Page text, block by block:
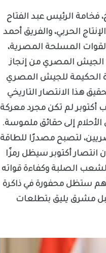
الرئيس عبد الفتاح
الحربي، والفريق أحمد
المسلحة المصرية،
حققه الجيش المصري من إنجاز
الحكيمة للجيش المصري
هذا الانتصار التاريخي
أكتوبر لم تكن مجرد معركة
إلى حقائق ملموسة.
لتصبح مصدرًا للطاقة
أكتوبر سيظل رمزًا
الصلبة وكفاءة قواته
ستظل محفورة في ذاكرة
مشرق يليق بتطلعات